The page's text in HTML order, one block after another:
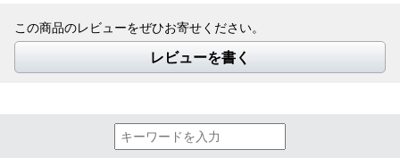
この商品のレビューをぜひお寄せください。
レビューを書く